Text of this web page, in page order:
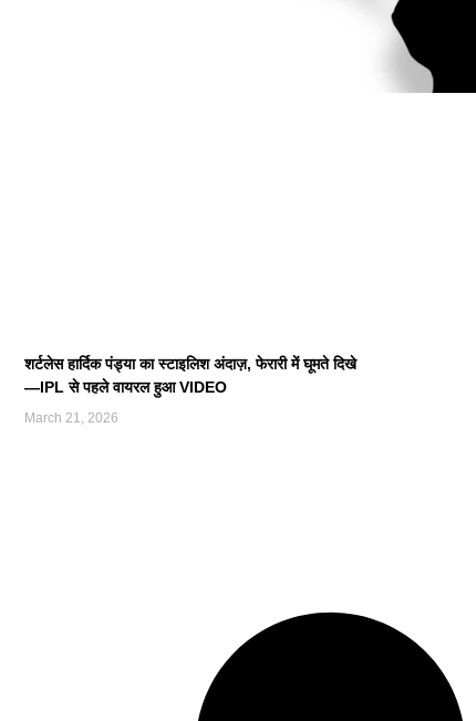
शर्टलेस हार्दिक पंड्या का स्टाइलिश अंदाज़, फेरारी में घूमते दिखे
—IPL से पहले वायरल हुआ VIDEO
March 21, 2026